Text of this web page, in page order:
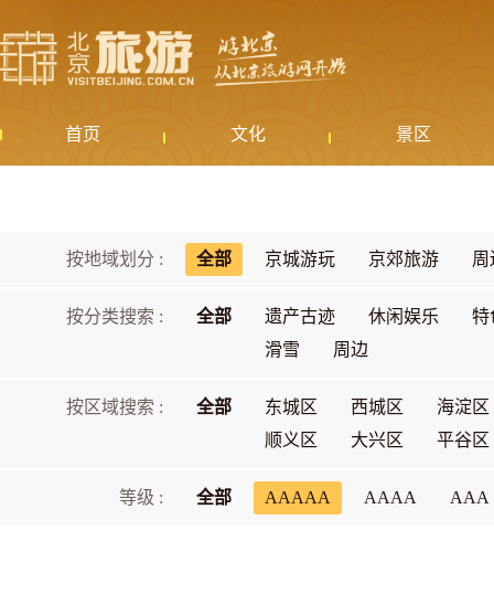
首页 文化 景区
按地域划分 : 全部 京城游玩 京郊旅游 周
按分类搜索 : 全部 遗产古迹 休闲娱乐
特
滑雪
周边
按区域搜索 : 全部 东城区 西城区
海淀区
顺义区
大兴区 平谷区
等级 : 全部 AAAAA AAAA AAA